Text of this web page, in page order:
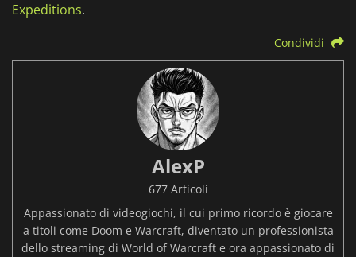
Expeditions.
Condividi
AlexP
677 Articoli
Appassionato di videogiochi, il cui primo ricordo è giocare
a titoli come Doom e Warcraft, diventato un professionista
dello streaming di World of Warcraft e ora appassionato di